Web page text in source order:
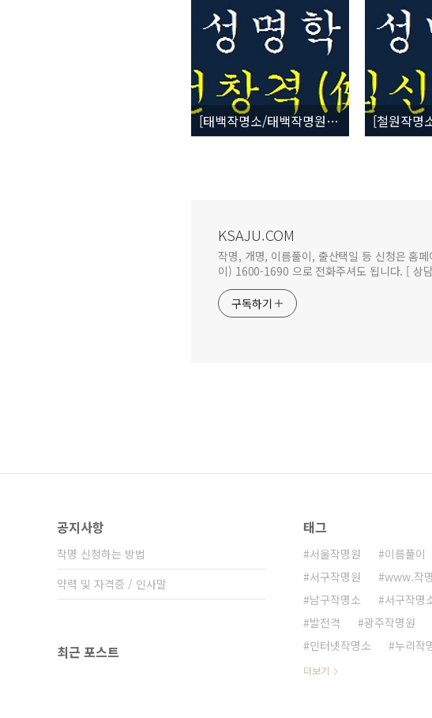
[태백작명소/태백작명원] 성명학 25획수 (吉) 건창격(健暢格)
KSAJU.COM
작명, 개명, 이름풀이, 출산택일 등 신청은 홈
이) 1600-1690 으로 전화주셔도 됩니다. [
구독하기
공지사항
작명 신청하는 방법
약력 및 자격증 / 인사말
최근 포스트
태그
서울작명원 이름풀이
서구작명원
www.작
남구작명소
서구작명
발전격
광주작명원
인터넷작명소
누리작
더보기